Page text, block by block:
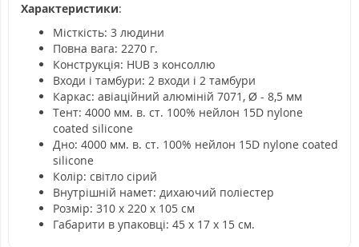
Характеристики:
Місткість: 3 людини
Повна вага: 2270 г.
Конструкція: HUB з консоллю
Входи і тамбури: 2 входи і 2 тамбури
Каркас: авіаційний алюміній 7071, Ø - 8,5 мм
Тент: 4000 мм. в. ст. 100% нейлон 15D nylone
coated silicone
Дно: 4000 мм. в. ст. 100% нейлон 15D nylone coated
silicone
Колір: світло сірий
Внутрішній намет: дихаючий поліестер
Розмір: 310 х 220 х 105 см
Габарити в упаковці: 45 х 17 х 15 см.